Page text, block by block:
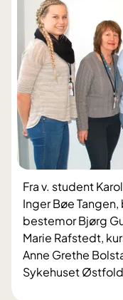
Fra v. student
Inger Bøe
bestemor Bjørg
Marie Rafstedt,
Anne Grethe
Sykehuset Østfold